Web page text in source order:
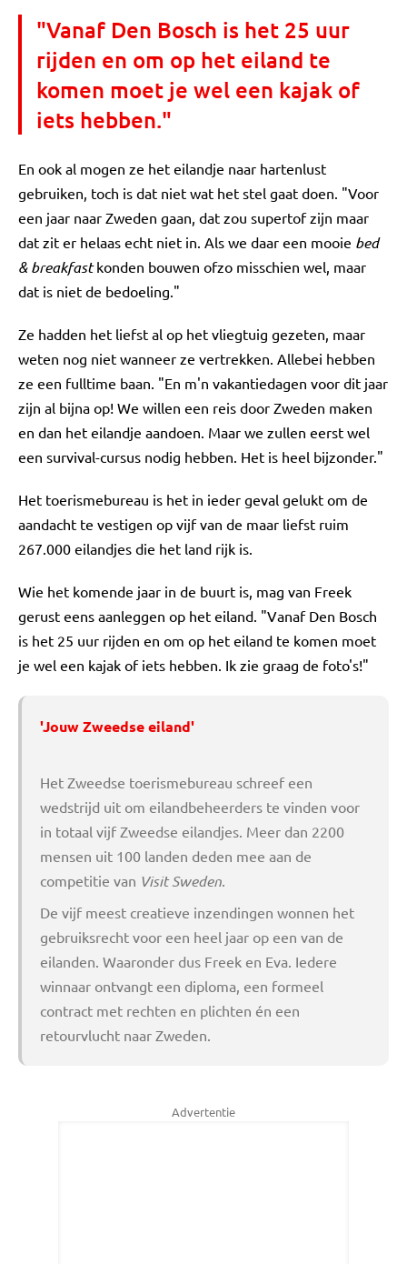
"Vanaf Den Bosch is het 25 uur
rijden en om op het eiland te
komen moet je wel een kajak of
iets hebben."
En ook al mogen ze het eilandje naar hartenlust
gebruiken, toch is dat niet wat het stel gaat doen. "Voor
een jaar naar Zweden gaan, dat zou supertof zijn maar
dat zit er helaas echt niet in. Als we daar een mooie bed
& breakfastkonden bouwen ofzo misschien wel, maar
dat is niet de bedoeling."
Ze hadden het liefst al op het vliegtuig gezeten, maar
weten nog niet wanneer ze vertrekken. Allebei hebben
ze een fulltime baan. "En m'n vakantiedagen voor dit jaar
zijn al bijna op! We willen een reis door Zweden maken
en dan het eilandje aandoen. Maar we zullen eerst wel
een survival-cursus nodig hebben. Het is heel bijzonder."
Het toerismebureau is het in ieder geval gelukt om de
aandacht te vestigen op vijf van de maar liefst ruim
267.000 eilandjes die het land rijk is.
Wie het komende jaar in de buurt is, mag van Freek
gerust eens aanleggen op het eiland. "Vanaf Den Bosch
is het 25 uur rijden en om op het eiland te komen moet
je wel een kajak of iets hebben. Ik zie graag de foto's!"
'Jouw Zweedse eiland'
Het Zweedse toerismebureau schreef een
wedstrijd uit om eilandbeheerders te vinden voor
in totaal vijf Zweedse eilandjes. Meer dan 2200
mensen uit 100 landen deden mee aan de
competitie van Visit Sweden
De vijf meest creatieve inzendingen wonnen het
gebruiksrecht voor een heel jaar op een van de
eilanden. Waaronder dus Freek en Eva. Iedere
winnaar ontvangt een diploma, een formeel
contract met rechten en plichten én een
retourvlucht naar Zweden.
Advertentie